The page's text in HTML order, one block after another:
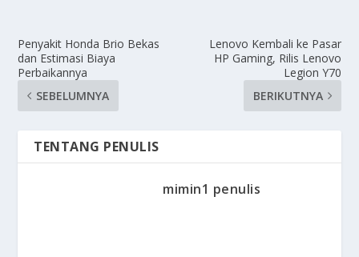
Penyakit Honda Brio Bekas
dan Estimasi Biaya
Perbaikannya
SEBELUMNYA
Lenovo Kembali ke Pasar
HP Gaming, Rilis Lenovo
Legion Y70
BERIKUTNYA
TENTANG PENULIS
mimin1 penulis